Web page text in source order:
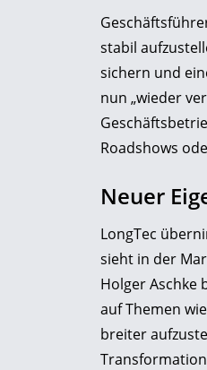
stabil
sichern und
nun „wieder
Roadshows
Neuer
LongTec
sieht in der
Holger Aschke
auf Themen
breiter